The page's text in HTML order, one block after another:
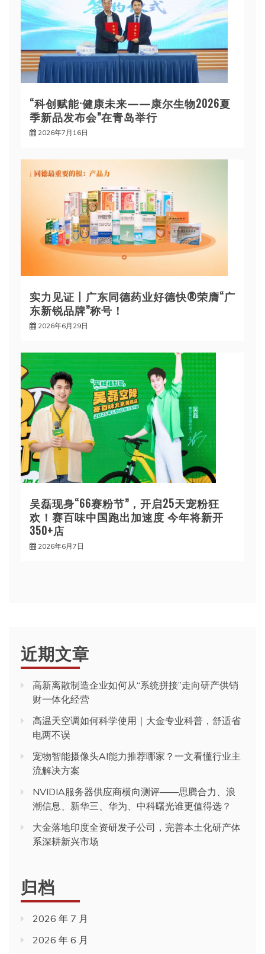
“科创赋能·健康未来——康尔生物2026夏
季新品发布会”在青岛举行
2026年7月16日
实力见证丨广东同德药业好德快®荣膺“广
东新锐品牌”称号！
2026年6月29日
吴磊现身“66赛粉节”，开启25天宠粉狂
欢！赛百味中国跑出加速度 今年将新开
350+店
2026年6月7日
近期文章
高新离散制造企业如何从“系统拼接”走向研产供销
财一体化经营
高温天空调如何科学使用｜大金专业科普，舒适省
电两不误
宠物智能摄像头AI能力推荐哪家？一文看懂行业主
流解决方案
NVIDIA服务器供应商横向测评——思腾合力、浪
潮信息、新华三、华为、中科曙光谁更值得选？
大金落地印度全资研发子公司，完善本土化研产体
系深耕新兴市场
归档
2026 年 7 月
2026 年 6 月